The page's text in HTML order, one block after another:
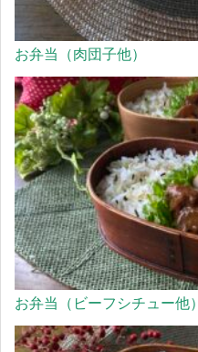
お弁当（肉団子他）
お弁当（ビーフシチュー他）